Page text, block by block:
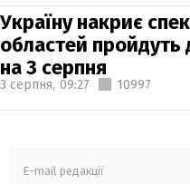
Україну накриє
областей пройдуть
на 3 серпня
3 серпня, 09:27 10997
E-mail редакції